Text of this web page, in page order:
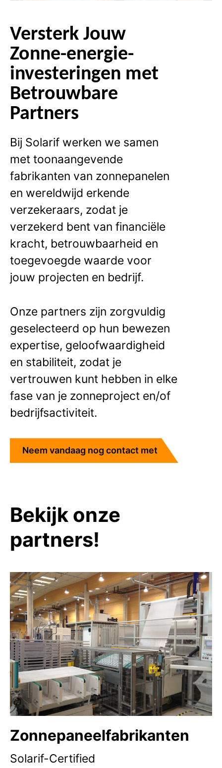
Versterk Jouw
Zonne-energie-
investeringen met
Betrouwbare
Partners
Bij Solarif werken we samen
met toonaangevende
fabrikanten van zonnepanelen
en wereldwijd erkende
verzekeraars, zodat je
verzekerd bent van financiële
kracht, betrouwbaarheid en
toegevoegde waarde voor
jouw projecten en bedrijf.
Onze partners zijn zorgvuldig
geselecteerd op hun bewezen
expertise, geloofwaardigheid
en stabiliteit, zodat je
vertrouwen kunt hebben in elke
fase van je zonneproject en/of
bedrijfsactiviteit.
Neem vandaag nog contact met
Bekijk onze
partners!
Zonnepaneelfabrikanten
Solarif-Certified